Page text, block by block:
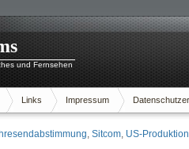
und Fernsehen
Links Impressum
, Sitcom, US-Produktion